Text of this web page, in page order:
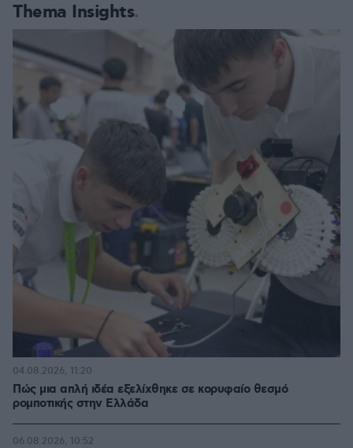
Thema Insights
Πώς μια απλή ιδέα εξελίχθηκε σε κορυφαίο θεσμό
ρομποτικής στην Ελλάδα
04.08.2026, 11:20
06.08.2026, 10:52